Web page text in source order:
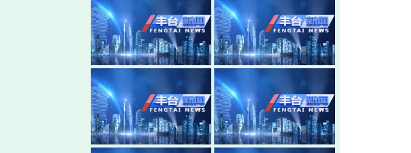
20260805-丰台新闻
20260803-丰台新闻